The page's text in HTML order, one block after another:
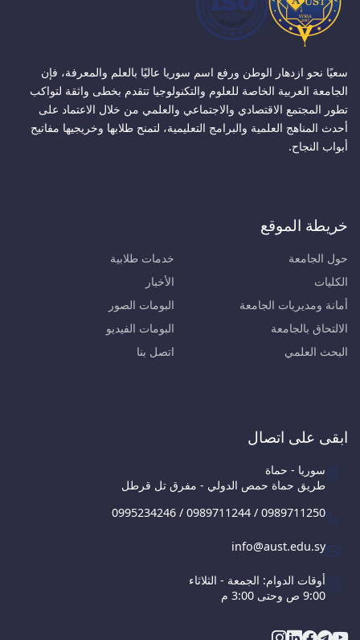
سعيًا نحو ازدهار الوطن ورفع اسم سوريا عاليًا بالعلم والمعرفة، فإن
الجامعة العربية الخاصة للعلوم والتكنولوجيا تتقدم بخطى واثقة لتواكب
تطور المجتمع الاقتصادي والاجتماعي والعلمي من خلال الاعتماد على
أحدث المناهج العلمية والبرامج التعليمية، لتمنح طلابها وخريجيها مفاتيح
أبواب النجاح.
خريطة الموقع
حول الجامعة
الكليات
أمانة ومديريات الجامعة
الالتحاق بالجامعة
البحث العلمي
خدمات طلابية
الأخبار
البومات الصور
البومات الفيديو
اتصل بنا
ابقى على اتصال
سوريا - حماة
طريق حماة حمص الدولي - مفرق تل قرطل
0995234246 / 0989711244 / 0989711250
info@aust.edu.sy
أوقات الدوام: الجمعة - الثلاثاء
9:00 ص وحتى 3:00 م